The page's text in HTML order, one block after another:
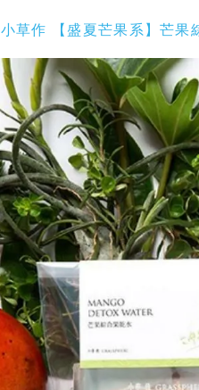
小草作 【盛夏芒果系】芒果